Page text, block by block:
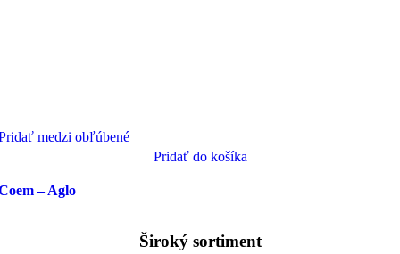
medzi obľúbené
Pridať do košíka
– Aglo
Široký sortiment